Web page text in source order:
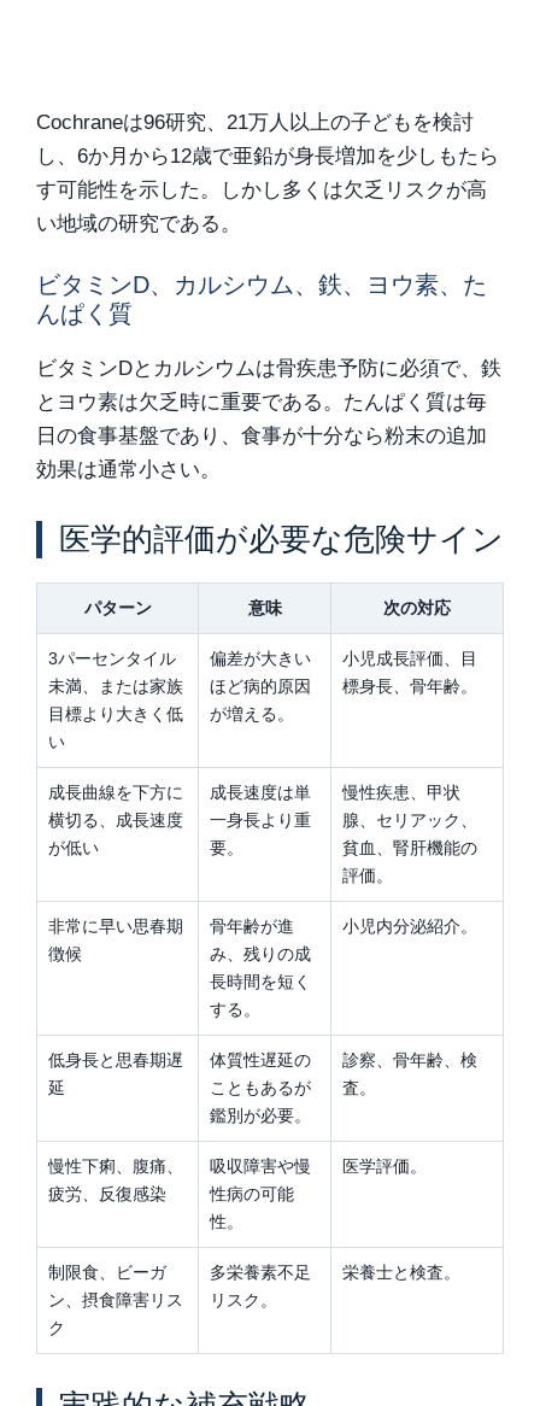
Cochraneは96研究、21万人以上の子どもを検討
し、6か月から12歳で亜鉛が身長増加を少しもたら
す可能性を示した。しかし多くは欠乏リスクが高
い地域の研究である。
ビタミンD、カルシウム、鉄、ヨウ素、た
んぱく質
ビタミンDとカルシウムは骨疾患予防に必須で、鉄
とヨウ素は欠乏時に重要である。たんぱく質は毎
日の食事基盤であり、食事が十分なら粉末の追加
効果は通常小さい。
医学的評価が必要な危険サイン
パターン 意味 次の対応
3パーセンタイル
未満、または家族
目標より大きく低
い
偏差が大きい
ほど病的原因
が増える。
小児成長評価、目
標身長、骨年齢。
成長曲線を下方に
横切る、成長速度
が低い
成長速度は単
一身長より重
要。
慢性疾患、甲状
腺、セリアック、
貧血、腎肝機能の
評価。
非常に早い思春期
徴候
骨年齢が進
み、残りの成
長時間を短く
する。
小児内分泌紹介。
低身長と思春期遅
延
体質性遅延の
こともあるが
鑑別が必要。
診察、骨年齢、検
査。
慢性下痢、腹痛、
疲労、反復感染
吸収障害や慢
性病の可能
性。
医学評価。
制限食、ビーガ
ン、摂食障害リス
ク
多栄養素不足
リスク。
栄養士と検査。